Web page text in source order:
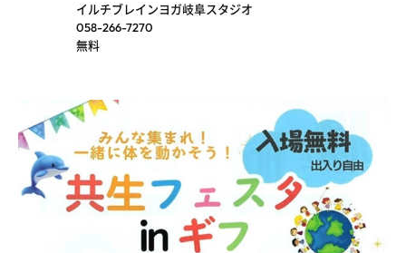
イルチブレインヨガ岐阜スタジオ
058-266-7270
無料